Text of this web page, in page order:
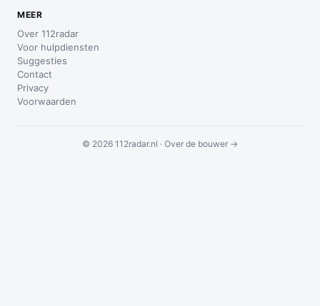
MEER
Over 112radar
Voor hulpdiensten
Suggesties
Contact
Privacy
Voorwaarden
© 2026 112radar.nl · Over de bouwer →